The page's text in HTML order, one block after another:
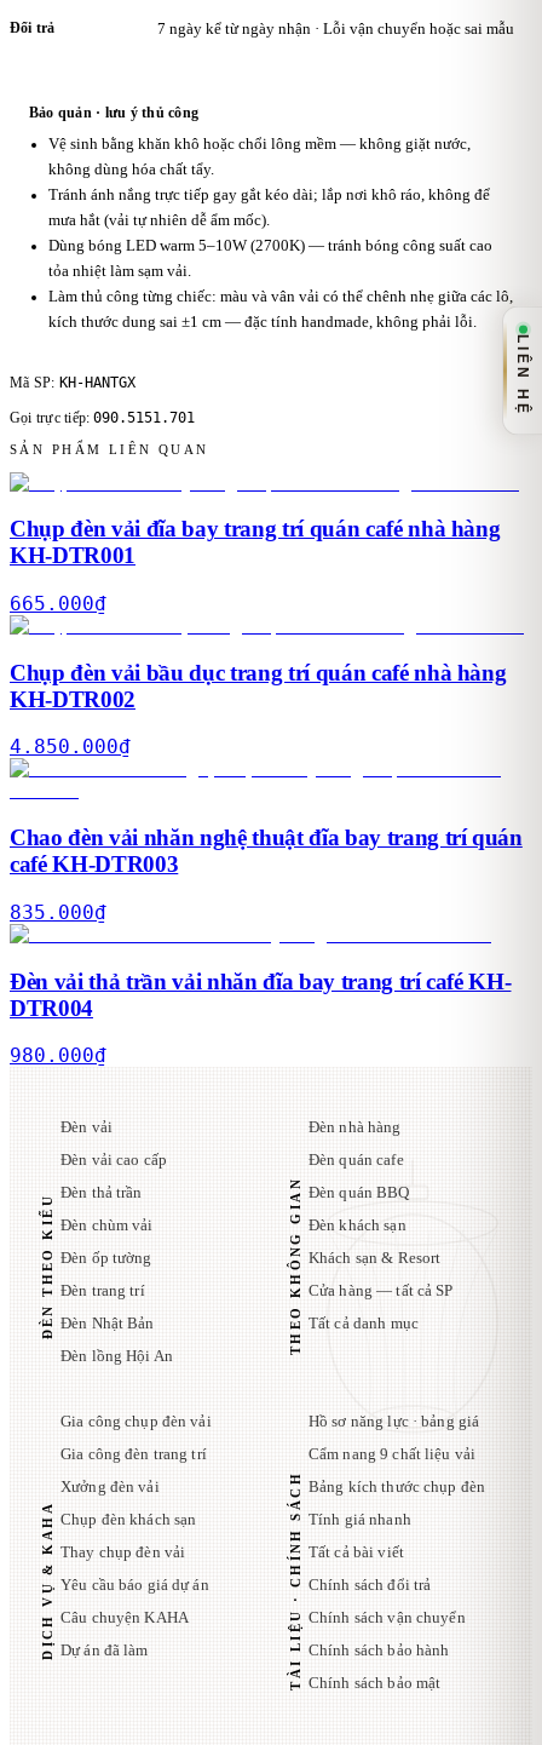
Đổi trả 7 ngày kể từ ngày nhận · Lỗi vận chuyển hoặc sai mẫu
Bảo quản · lưu ý thủ công
Vệ sinh bằng khăn khô hoặc chổi lông mềm — không giặt nước,
không dùng hóa chất tẩy.
Tránh ánh nắng trực tiếp gay gắt kéo dài; lắp nơi khô ráo, không để
mưa hắt (vải tự nhiên dễ ẩm mốc).
Dùng bóng LED warm 5–10W (2700K) — tránh bóng công suất cao
tỏa nhiệt làm sạm vải.
Làm thủ công từng chiếc: màu và vân vải có thể chênh nhẹ giữa các lô,
kích thước dung sai ±1 cm — đặc tính handmade, không phải lỗi.
Mã SP: KH-HANTGX
Gọi trực tiếp:090.5151.701
SẢN PHẨM LIÊN QUAN
Chụp đèn vải đĩa bay trang trí quán café nhà hàng
KH-DTR001
665.000₫
Chụp đèn vải bầu dục trang trí quán café nhà hàng
KH-DTR002
4.850.000₫
Chao đèn vải nhăn nghệ thuật đĩa bay trang trí quán
café KH-DTR003
835.000₫
Đèn vải thả trần vải nhăn đĩa bay trang trí café KH-
DTR004
980.000₫
ĐÈN THEO KIỂU
Đèn vải
Đèn vải cao cấp
Đèn thả trần
Đèn chùm vải
Đèn ốp tường
Đèn trang trí
Đèn Nhật Bản
Đèn lồng Hội An
THEO KHÔNG GIAN
Đèn nhà hàng
Đèn quán cafe
Đèn quán BBQ
Đèn khách sạn
Khách sạn & Resort
Cửa hàng — tất cả SP
Tất cả danh mục
DỊCH VỤ & KAHA
Gia công chụp đèn vải
Gia công đèn trang trí
Xưởng đèn vải
Chụp đèn khách sạn
Thay chụp đèn vải
Yêu cầu báo giá dự án
Câu chuyện KAHA
Dự án đã làm
TÀI LIỆU · CHÍNH SÁCH
Hồ sơ năng lực · bảng giá
Cẩm nang 9 chất liệu vải
Bảng kích thước chụp đèn
Tính giá nhanh
Tất cả bài viết
Chính sách đổi trả
Chính sách vận chuyển
Chính sách bảo hành
Chính sách bảo mật
LIÊN HỆ